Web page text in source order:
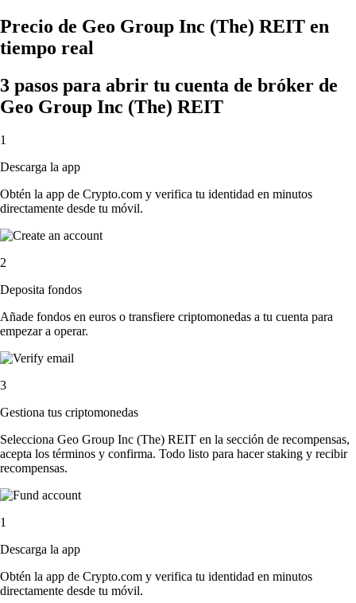
Precio de Geo Group Inc (The) REIT en
tiempo real
3 pasos para abrir tu cuenta de bróker de
Geo Group Inc (The) REIT
1
Descarga la app
Obtén la app de Crypto.com y verifica tu identidad en minutos
directamente desde tu móvil.
2
Deposita fondos
Añade fondos en euros o transfiere criptomonedas a tu cuenta para
empezar a operar.
3
Gestiona tus criptomonedas
Selecciona Geo Group Inc (The) REIT en la sección de recompensas,
acepta los términos y confirma. Todo listo para hacer staking y recibir
recompensas.
1
Descarga la app
Obtén la app de Crypto.com y verifica tu identidad en minutos
directamente desde tu móvil.